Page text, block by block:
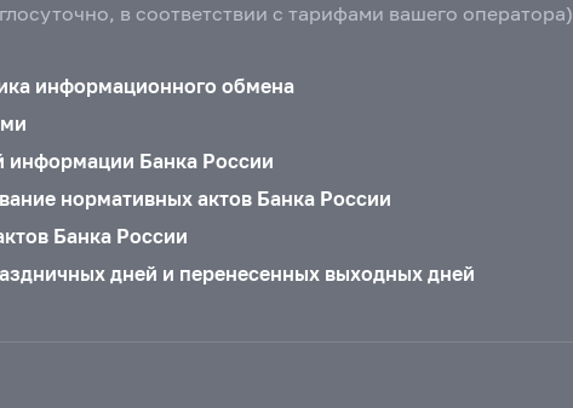
в соответствии с тарифами вашего оператора)
информационного обмена
информации Банка России
нормативных актов Банка России
Банка России
дней и перенесенных выходных дней